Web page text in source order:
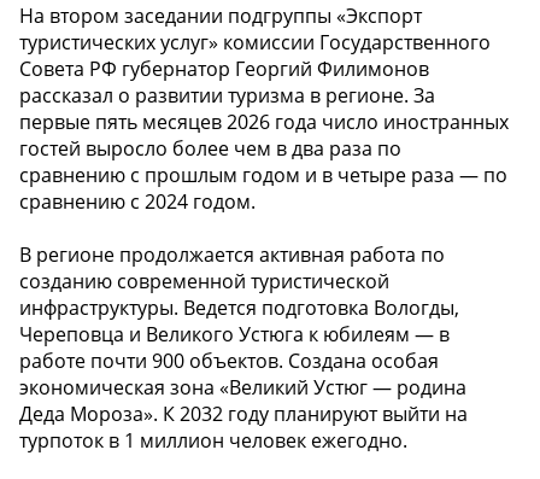
На втором заседании подгруппы «Экспорт
туристических услуг» комиссии Государственного
Совета РФ губернатор Георгий Филимонов
рассказал о развитии туризма в регионе. За
первые пять месяцев 2026 года число иностранных
гостей выросло более чем в два раза по
сравнению с прошлым годом и в четыре раза — по
сравнению с 2024 годом.
В регионе продолжается активная работа по
созданию современной туристической
инфраструктуры. Ведется подготовка Вологды,
Череповца и Великого Устюга к юбилеям — в
работе почти 900 объектов. Создана особая
экономическая зона «Великий Устюг — родина
Деда Мороза». К 2032 году планируют выйти на
турпоток в 1 миллион человек ежегодно.